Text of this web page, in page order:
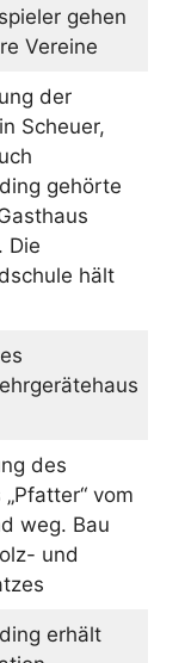
gehen
Vereine
der
Scheuer,
gehörte
Die
hält
des
„Pfatter“ vom
weg. Bau
und
erhält